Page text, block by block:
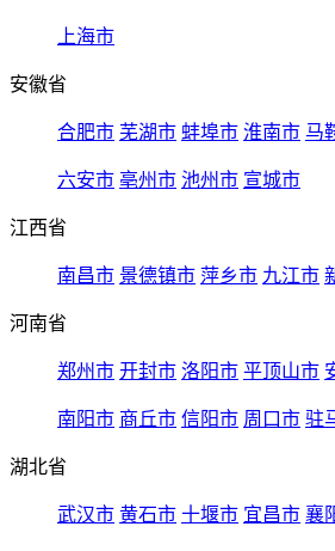
上海市
安徽省
合肥市 芜湖市 蚌埠市 淮南市 马
六安市 亳州市 池州市 宣城市
江西省
南昌市 景德镇市 萍乡市 九江市
河南省
郑州市 开封市 洛阳市 平顶山市
南阳市 商丘市 信阳市 周口市 驻
湖北省
武汉市 黄石市 十堰市 宜昌市 襄